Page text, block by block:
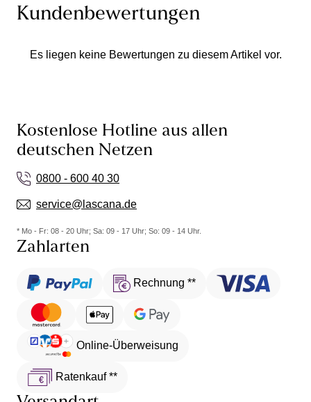
Kundenbewertungen
Es liegen keine Bewertungen zu diesem Artikel vor.
Kostenlose Hotline aus allen
deutschen Netzen
0800 - 600 40 30
service@lascana.de
* Mo - Fr: 08 - 20 Uhr; Sa: 09 - 17 Uhr; So: 09 - 14 Uhr.
Zahlarten
Rechnung **
Online-Überweisung
Ratenkauf **